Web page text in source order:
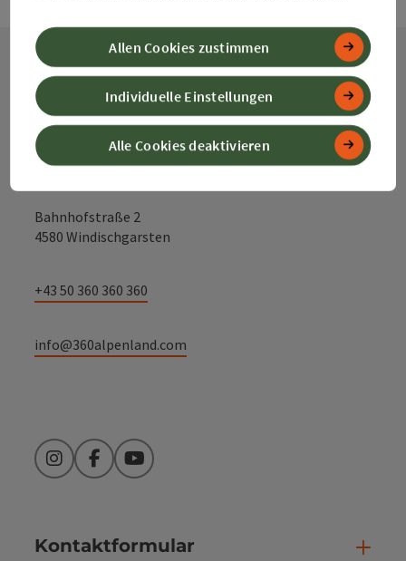
Kontakt
Alpenland Tourismus GmbH
Bahnhofstraße 2
4580 Windischgarsten
+43 50 360 360 360
info@360alpenland.com
InstagramFacebookYouTube
Kontaktformular
Alle Cookies deaktivieren
Individuelle Einstellungen
Allen Cookies zustimmen